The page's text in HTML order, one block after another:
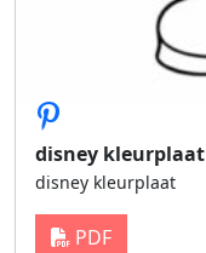
disney kleurplaat
disney kleurplaat
PDF